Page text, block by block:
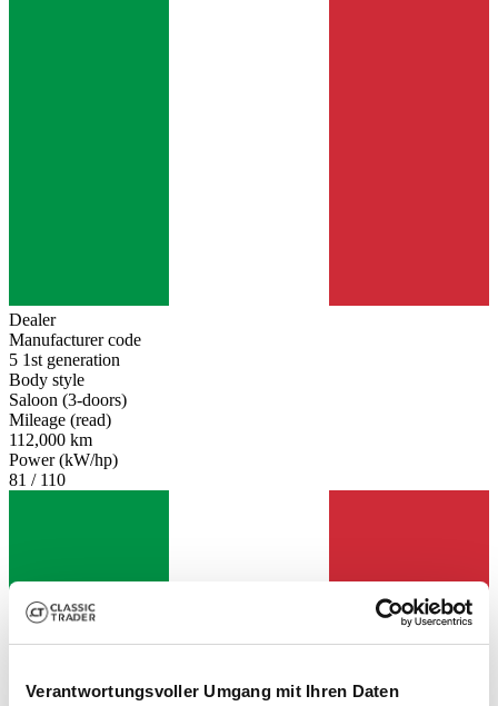
Verantwortungsvoller Umgang mit Ihren Daten
Dealer
Manufacturer code
5 1st generation
Body style
Saloon (3-doors)
Mileage (read)
112,000 km
Power (kW/hp)
81 / 110